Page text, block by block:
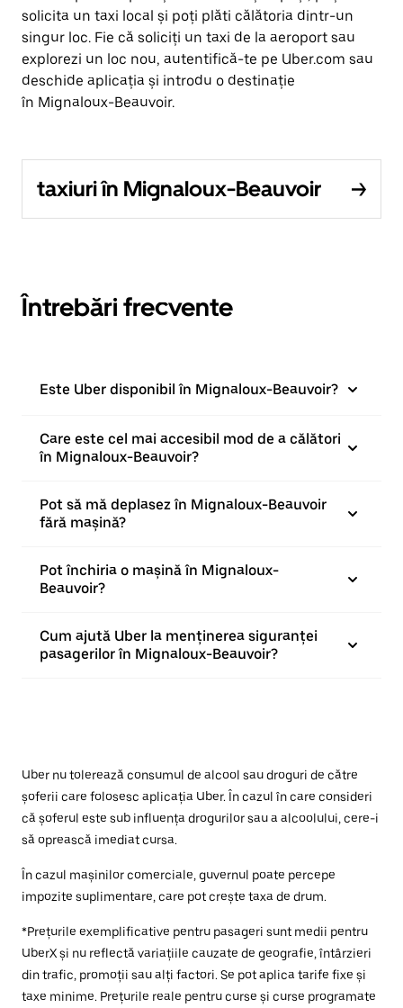
solicita un taxi local și poți plăti călătoria dintr-un
singur loc. Fie că soliciți un taxi de la aeroport sau
explorezi un loc nou, autentifică-te pe Uber.com sau
deschide aplicația și introdu o destinație
în Mignaloux-Beauvoir.
taxiuri în Mignaloux-Beauvoir
Întrebări frecvente
Este Uber disponibil în Mignaloux-Beauvoir?
Care este cel mai accesibil mod de a călători
în Mignaloux-Beauvoir?
Pot să mă deplasez în Mignaloux-Beauvoir
fără mașină?
Pot închiria o mașină în Mignaloux-
Beauvoir?
Cum ajută Uber la menținerea siguranței
pasagerilor în Mignaloux-Beauvoir?
Uber nu tolerează consumul de alcool sau droguri de către
șoferii care folosesc aplicația Uber. În cazul în care consideri
că șoferul este sub influența drogurilor sau a alcoolului, cere-i
să oprească imediat cursa.
În cazul mașinilor comerciale, guvernul poate percepe
impozite suplimentare, care pot crește taxa de drum.
*Prețurile exemplificative pentru pasageri sunt medii pentru
UberX și nu reflectă variațiile cauzate de geografie, întârzieri
din trafic, promoții sau alți factori. Se pot aplica tarife fixe și
taxe minime. Prețurile reale pentru curse și curse programate